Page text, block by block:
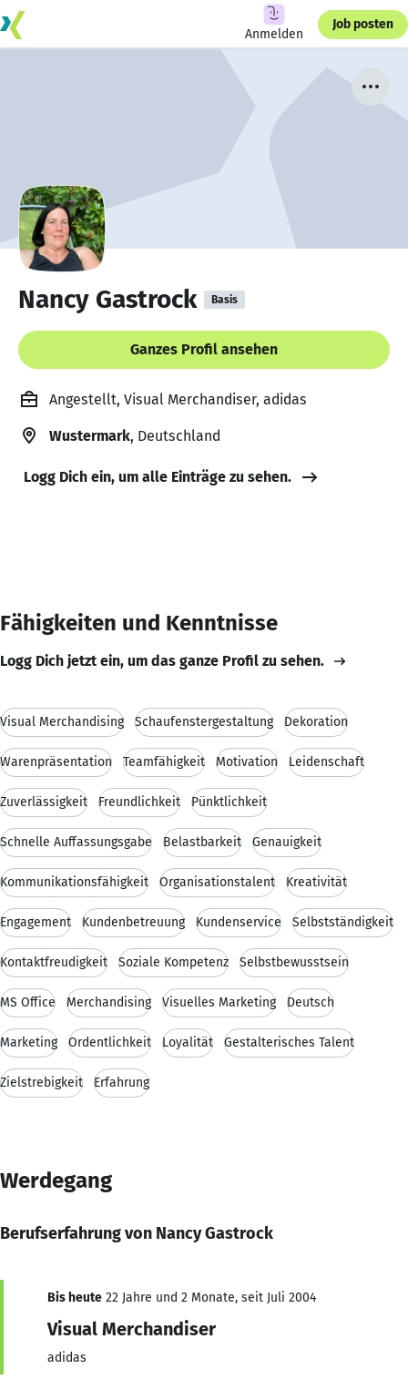
Anmelden
Job posten
Nancy Gastrock Basis
Ganzes Profil ansehen
Angestellt, Visual Merchandiser, adidas
Wustermark, Deutschland
Logg Dich ein, um alle Einträge zu sehen.
Fähigkeiten und Kenntnisse
Logg Dich jetzt ein, um das ganze Profil zu sehen.
Visual Merchandising Schaufenstergestaltung Dekoration
Warenpräsentation Teamfähigkeit Motivation Leidenschaft
Zuverlässigkeit Freundlichkeit Pünktlichkeit
Schnelle Auffassungsgabe Belastbarkeit Genauigkeit
Kommunikationsfähigkeit Organisationstalent Kreativität
Engagement Kundenbetreuung Kundenservice Selbstständigkeit
Kontaktfreudigkeit Soziale Kompetenz Selbstbewusstsein
MS Office Merchandising Visuelles Marketing Deutsch
Marketing Ordentlichkeit Loyalität Gestalterisches Talent
Zielstrebigkeit Erfahrung
Werdegang
Berufserfahrung von Nancy Gastrock
Bis heute 22 Jahre und 2 Monate, seit Juli 2004
Visual Merchandiser
adidas